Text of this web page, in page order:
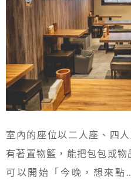
室內的座位以二人座、四
有著置物籃，能把包包或
可以開始「今晚，想來點